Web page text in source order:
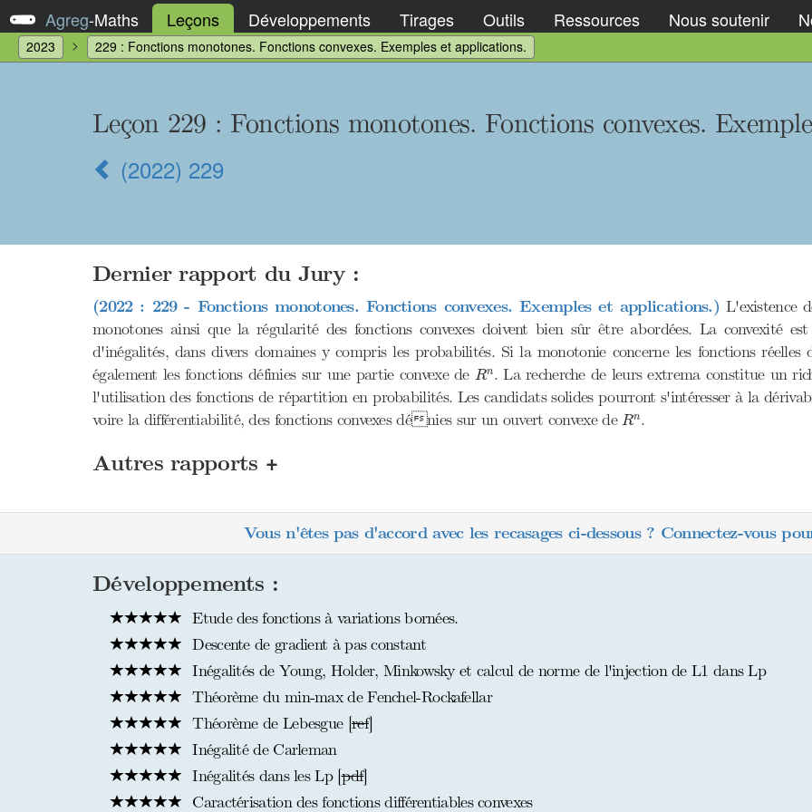
Agreg-Maths Leçons Développements Tirages Outils Ressources Nous soutenir
2023 229 : Fonctions monotones. Fonctions convexes. Exemples et applications.
Leçon 229 : Fonctions monotones. Fonctions convexes.
(2022) 229
Dernier rapport du Jury :
(2022 : 229 - Fonctions monotones. Fonctions convexes. Exemples et applications.) L'existence
monotones ainsi que la régularité des fonctions convexes doivent bien sûr être abordées. La convexité
d'inégalités, dans divers domaines y compris les probabilités. Si la monotonie concerne les fonctions réelles
également les fonctions définies sur une partie convexe de Rn
Rn. La recherche de leurs extrema constitue un
l'utilisation des fonctions de répartition en probabilités. Les candidats solides pourront s'intéresser à la
voire la différentiabilité, des fonctions convexes dénies sur un ouvert convexe deRn
Rn.
Autres rapports +
Vous n'êtes pas d'accord avec les recasages ci-dessous ? Connectez-vous
Développements :
Etude des fonctions à variations bornées.
Descente de gradient à pas constant
Inégalités de Young, Holder, Minkowsky et calcul de norme de l'injection de L1 dans Lp
Théorème du min-max de Fenchel-Rockafellar
Théorème de Lebesgue [ref]
Inégalité de Carleman
Inégalités dans les Lp [pdf]
Caractérisation des fonctions différentiables convexes